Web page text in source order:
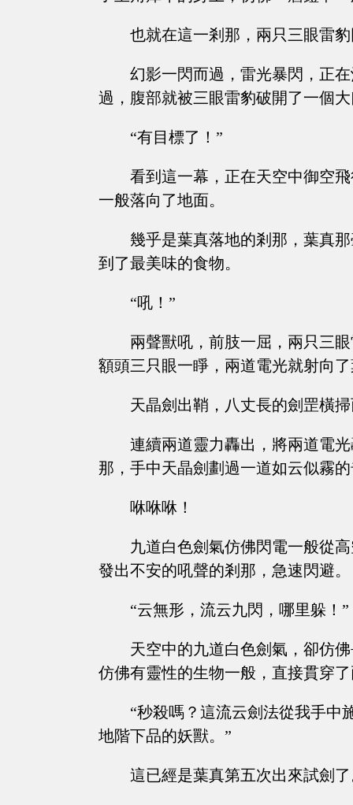
也就在這一剎那，兩只三眼雷
幻影一閃而過，雷光暴閃，正
過，腹部就被三眼雷豹破開了一個
“有目標了！”
看到這一幕，正在天空中御空
一般落向了地面。
幾乎是葉真落地的剎那，葉真
到了最美味的食物。
“吼！”
兩聲獸吼，前肢一屈，兩只三
額頭三只眼一睜，兩道電光就射向
天晶劍出鞘，八丈長的劍罡橫
連續兩道靈力轟出，將兩道電
那，手中天晶劍劃過一道如云似霧
咻咻咻！
九道白色劍氣仿佛閃電一般從
發出不安的吼聲的剎那，急速閃避。
“云無形，流云九閃，哪里躲！”
天空中的九道白色劍氣，卻仿
仿佛有靈性的生物一般，直接貫穿
“秒殺嗎？這流云劍法從我手中
地階下品的妖獸。”
這已經是葉真第五次出來試劍